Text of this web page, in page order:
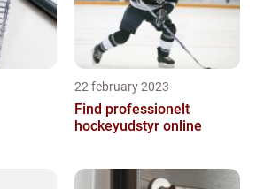
22 february 2023
Find professionelt
hockeyudstyr online